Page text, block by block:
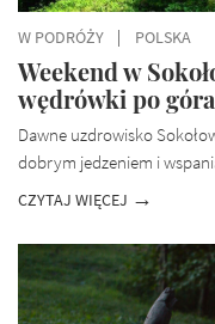
W PODRÓŻY POLSKA
Weekend w
wędrówki po
Dawne uzdrowisko
dobrym jedzeniem i
CZYTAJ WIĘCEJ